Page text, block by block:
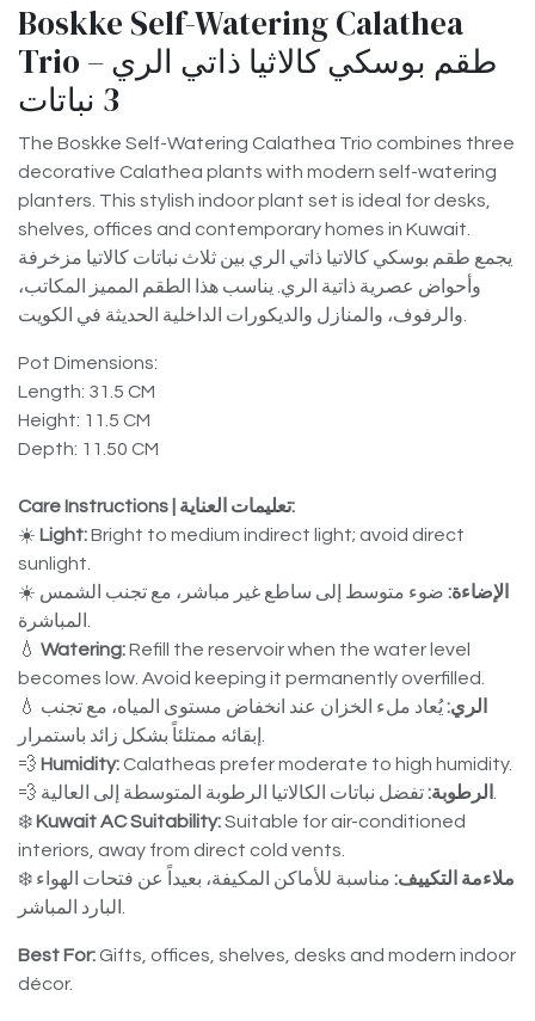
Boskke Self-Watering Calathea
Trio طقم بوسكي كالاثيا ذاتي الري –
3 نباتات
The Boskke Self-Watering Calathea Trio combines three
decorative Calathea plants with modern self-watering
planters. This stylish indoor plant set is ideal for desks,
shelves, offices and contemporary homes in Kuwait.
يجمع طقم بوسكي كالاتيا ذاتي الري بين ثلاث نباتات كالاتيا مزخرفة
وأحواض عصرية ذاتية الري. يناسب هذا الطقم المميز المكاتب،
والرفوف، والمنازل والديكورات الداخلية الحديثة في الكويت.
Pot Dimensions:
Length: 31.5 CM
Height: 11.5 CM
Depth: 11.50 CM
Care Instructions | تعليمات العناية:
☀️ Light:Bright to medium indirect light; avoid direct
sunlight.
☀️
الإضاءة: ضوء متوسط إلى ساطع غير مباشر، مع تجنب الشمس
المباشرة.
💧 Watering:Refill the reservoir when the water level
becomes low. Avoid keeping it permanently overfilled.
💧
الري:يُعاد ملء الخزان عند انخفاض مستوى المياه، مع تجنب
إبقائه ممتلئاً بشكل زائد باستمرار.
💨 Humidity: Calatheas prefer moderate to high humidity.
💨
الرطوبة: تفضل نباتات الكالاتيا الرطوبة المتوسطة إلى العالية.
❄️ Kuwait AC Suitability:Suitable for air-conditioned
interiors, away from direct cold vents.
❄️
ملاءمة التكييف: مناسبة للأماكن المكيفة، بعيداً عن فتحات الهواء
البارد المباشر.
Best For: Gifts, offices, shelves, desks and modern indoor
décor.